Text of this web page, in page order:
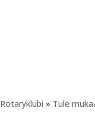
» Tule